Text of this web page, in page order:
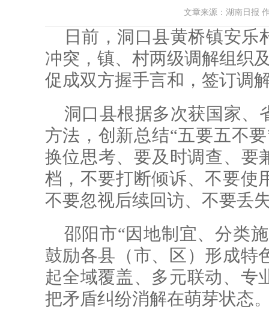
文章来源：湖南日报
日前，洞口县黄桥镇安
冲突，镇、村两级调解组织
促成双方握手言和，签订调
洞口县根据多次获国家、
方法，创新总结“五要五不
换位思考、要及时调查、要
档，不要打断倾诉、不要使
不要忽视后续回访、不要丢
邵阳市“因地制宜、分类
鼓励各县（市、区）形成特
起全域覆盖、多元联动、专
把矛盾纠纷消解在萌芽状态